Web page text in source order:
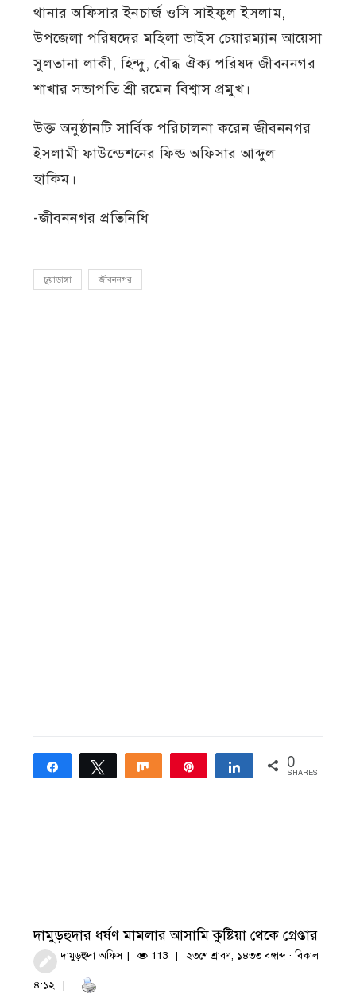
থানার অফিসার ইনচার্জ ওসি সাইফুল ইসলাম,
উপজেলা পরিষদের মহিলা ভাইস চেয়ারম্যান আয়েসা
সুলতানা লাকী, হিন্দু, বৌদ্ধ ঐক্য পরিষদ জীবননগর
শাখার সভাপতি শ্রী রমেন বিশ্বাস প্রমুখ।
উক্ত অনুষ্ঠানটি সার্বিক পরিচালনা করেন জীবননগর
ইসলামী ফাউন্ডেশনের ফিল্ড অফিসার আব্দুল
হাকিম।
-জীবননগর প্রতিনিধি
চুয়াডাঙ্গা জীবননগর
Share Tweet Share Share 0
SHARES
দামুড়হুদার ধর্ষণ মামলার আসামি কুষ্টিয়া থেকে গ্রেপ্তার
দামুড়হুদা অফিস 113 ২৩শে শ্রাবণ, ১৪৩৩ বঙ্গাব্দ · বিকাল
৪:১২